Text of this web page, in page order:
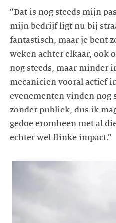
“Dat is nog steeds mijn
mijn bedrijf ligt nu bij
fantastisch, maar je bent
weken achter elkaar, ook
nog steeds, maar minder
mecanicien vooral actief
evenementen vinden nog
zonder publiek, dus ik
gedoe eromheen met al
echter wel flinke impact.”